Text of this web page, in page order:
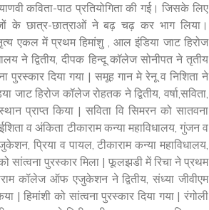
कविता-पाठ प्रतियोगिता की गई। जिसके लिए
के छात्र-छात्राओं ने बढ़ चढ़ कर भाग लिया।
एकल में प्रथम हिमांशु , आल इंडिया जाट हिरोज
ने द्वितीय, दीपक हिन्दू कॉलेज सोनीपत ने तृतीय
पुरस्कार दिया गया | समूह गान मे रेनू व निशिता ने
जाट हिरोज कॉलेज रोहतक ने द्वितीय, वर्षा,सविता,
प्राप्त किया | सविता वि सिमरन को सातवना
व अंकिता टीकाराम कन्या महाविधालय, गुंजन व
प्रिया व पायल, टीकाराम कन्या महाविधालय,
सांत्वना पुरस्कार मिला | फूलझडी में रिचा ने प्रथम
कॉलेज ऑफ एजुकेशन ने द्वितीय, संध्या जीवीएम
को सांत्वना पुरस्कार दिया गया | रंगोली